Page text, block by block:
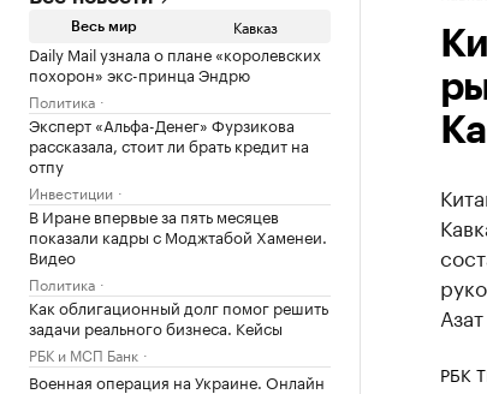
Весь мир Кавказ
Daily Mail узнала о плане «королевских
похорон» экс-принца Эндрю
Политика
Эксперт «Альфа-Денег» Фурзикова
рассказала, стоит ли брать кредит на
отпу
Инвестиции
В Иране впервые за пять месяцев
показали кадры с Моджтабой Хаменеи.
Видео
Политика
Как облигационный долг помог решить
задачи реального бизнеса. Кейсы
РБК и МСП Банк
Военная операция на Украине. Онлайн РБК